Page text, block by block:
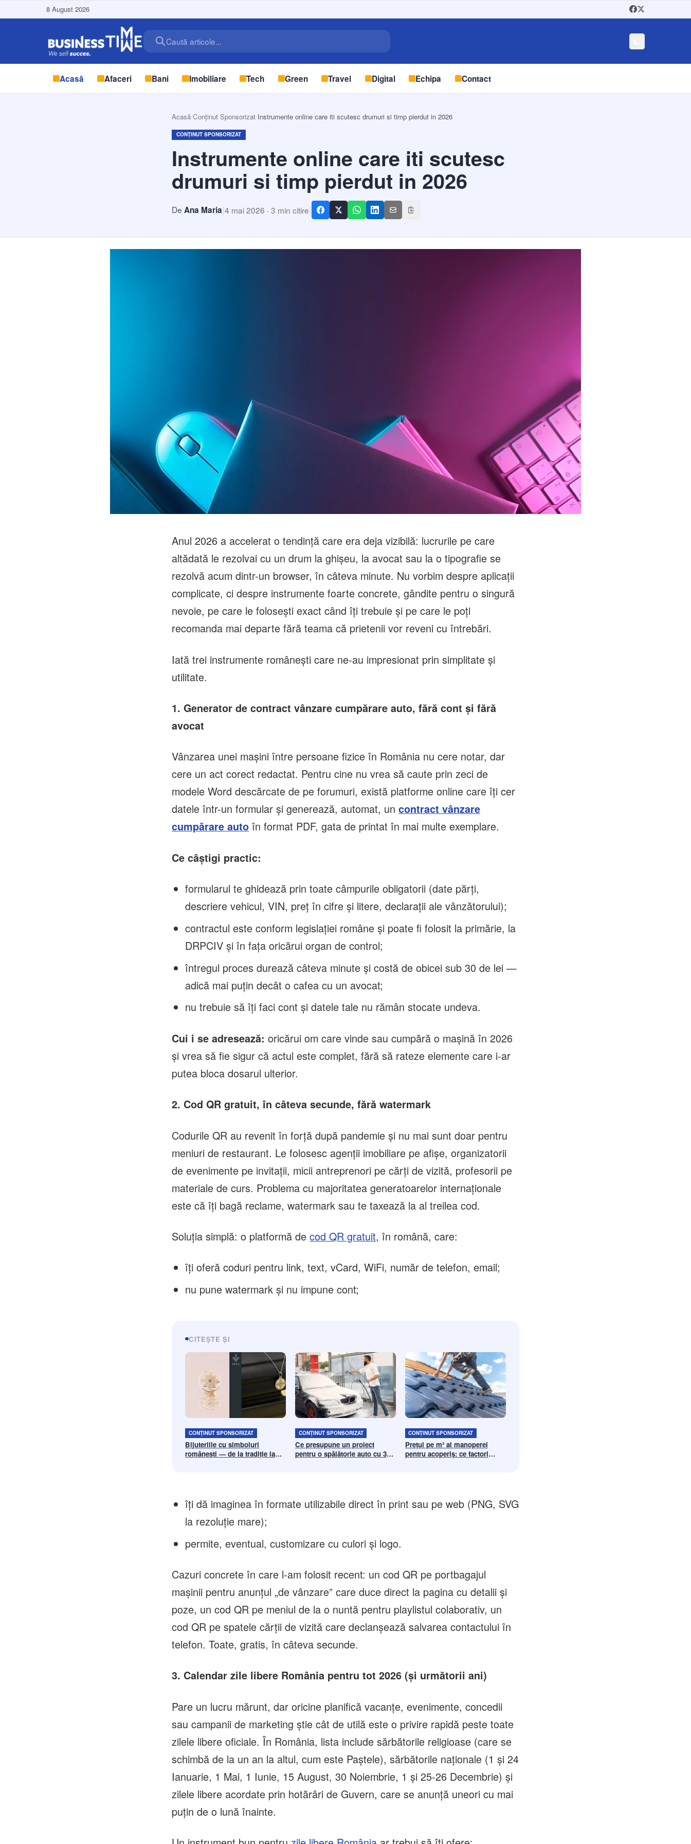
8 August 2026
Caută articole...
Acasă Afaceri Bani Imobiliare Tech Green Travel Digital Echipa Contact
Acasă/Conținut Sponsorizat/Instrumente online care iti scutesc drumuri si timp pierdut in 2026
CONȚINUT SPONSORIZAT
Instrumente online care iti scutesc
drumuri si timp pierdut in 2026
De Ana Maria|4 mai 2026 · 3 min citire|
Anul 2026 a accelerat o tendință care era deja vizibilă: lucrurile pe care
altădată le rezolvai cu un drum la ghișeu, la avocat sau la o tipografie se
rezolvă acum dintr-un browser, în câteva minute. Nu vorbim despre aplicații
complicate, ci despre instrumente foarte concrete, gândite pentru o singură
nevoie, pe care le folosești exact când îți trebuie și pe care le poți
recomanda mai departe fără teama că prietenii vor reveni cu întrebări.
Iată trei instrumente românești care ne-au impresionat prin simplitate și
utilitate.
1. Generator de contract vânzare cumpărare auto, fără cont și fără
avocat
Vânzarea unei mașini între persoane fizice în România nu cere notar, dar
cere un act corect redactat. Pentru cine nu vrea să caute prin zeci de
modele Word descărcate de pe forumuri, există platforme online care îți cer
datele într-un formular și generează, automat, un contract vânzare
cumpărare auto în format PDF, gata de printat în mai multe exemplare.
Ce câștigi practic:
formularul te ghidează prin toate câmpurile obligatorii (date părți,
descriere vehicul, VIN, preț în cifre și litere, declarații ale vânzătorului);
contractul este conform legislației române și poate fi folosit la primărie, la
DRPCIV și în fața oricărui organ de control;
întregul proces durează câteva minute și costă de obicei sub 30 de lei —
adică mai puțin decât o cafea cu un avocat;
nu trebuie să îți faci cont și datele tale nu rămân stocate undeva.
Cui i se adresează: oricărui om care vinde sau cumpără o mașină în 2026
și vrea să fie sigur că actul este complet, fără să rateze elemente care i-ar
putea bloca dosarul ulterior.
2. Cod QR gratuit, în câteva secunde, fără watermark
Codurile QR au revenit în forță după pandemie și nu mai sunt doar pentru
meniuri de restaurant. Le folosesc agenții imobiliare pe afișe, organizatorii
de evenimente pe invitații, micii antreprenori pe cărți de vizită, profesorii pe
materiale de curs. Problema cu majoritatea generatoarelor internaționale
este că îți bagă reclame, watermark sau te taxează la al treilea cod.
Soluția simplă: o platformă de cod QR gratuit, în română, care:
îți oferă coduri pentru link, text, vCard, WiFi, număr de telefon, email;
nu pune watermark și nu impune cont;
CITEȘTE ȘI
CONȚINUT SPONSORIZAT
Bijuteriile cu simboluri
românești — de la tradiție la
CONȚINUT SPONSORIZAT
Ce presupune un proiect
pentru o spălătorie auto cu 3
CONȚINUT SPONSORIZAT
Prețul pe m² al manoperei
pentru acoperiș: ce factori
îți dă imaginea în formate utilizabile direct în print sau pe web (PNG, SVG
la rezoluție mare);
permite, eventual, customizare cu culori și logo.
Cazuri concrete în care l-am folosit recent: un cod QR pe portbagajul
mașinii pentru anunțul „de vânzare” care duce direct la pagina cu detalii și
poze, un cod QR pe meniul de la o nuntă pentru playlistul colaborativ, un
cod QR pe spatele cărții de vizită care declanșează salvarea contactului în
telefon. Toate, gratis, în câteva secunde.
3. Calendar zile libere România pentru tot 2026 (și următorii ani)
Pare un lucru mărunt, dar oricine planifică vacanțe, evenimente, concedii
sau campanii de marketing știe cât de utilă este o privire rapidă peste toate
zilele libere oficiale. În România, lista include sărbătorile religioase (care se
schimbă de la un an la altul, cum este Paștele), sărbătorile naționale (1 și 24
Ianuarie, 1 Mai, 1 Iunie, 15 August, 30 Noiembrie, 1 și 25-26 Decembrie) și
zilele libere acordate prin hotărâri de Guvern, care se anunță uneori cu mai
puțin de o lună înainte.